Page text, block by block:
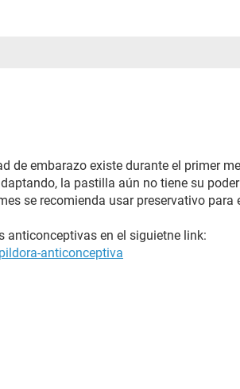
de embarazo existe durante el primer
la pastilla aún no tiene su poder
se recomienda usar preservativo para
en el siguietne link:
anticonceptiva